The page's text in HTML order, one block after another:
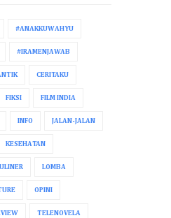
#ANAKKUWAHYU
#IRAMENJAWAB
CERITAKU
FIKSI FILM INDIA
INFO JALAN-JALAN
KESEHATAN
LOMBA
OPINI
TELENOVELA